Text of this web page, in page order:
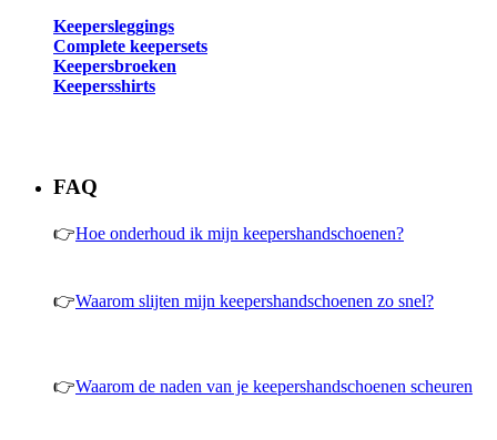
Keepersleggings
Complete keepersets
Keepersbroeken
Keepersshirts
FAQ
👉Hoe onderhoud ik mijn keepershandschoenen?
👉Waarom slijten mijn keepershandschoenen zo snel?
👉Waarom de naden van je keepershandschoenen scheuren